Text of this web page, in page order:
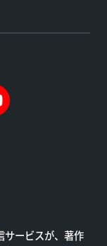
サービスが、著作